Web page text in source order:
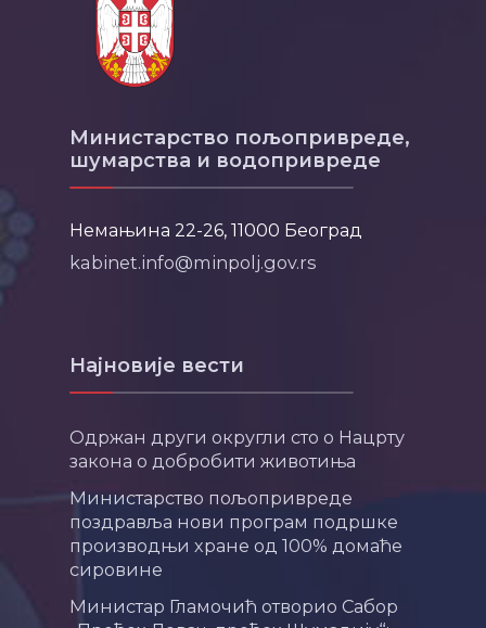
Министарство пољопривреде,
шумарства и водопривреде
Немањина 22-26, 11000 Београд
kabinet.info@minpolj.gov.rs
Најновије вести
Одржан други округли сто о Нацрту
закона о добробити животиња
Министарство пољопривреде
поздравља нови програм подршке
производњи хране од 100% домаће
сировине
Министар Гламочић отворио Сабор